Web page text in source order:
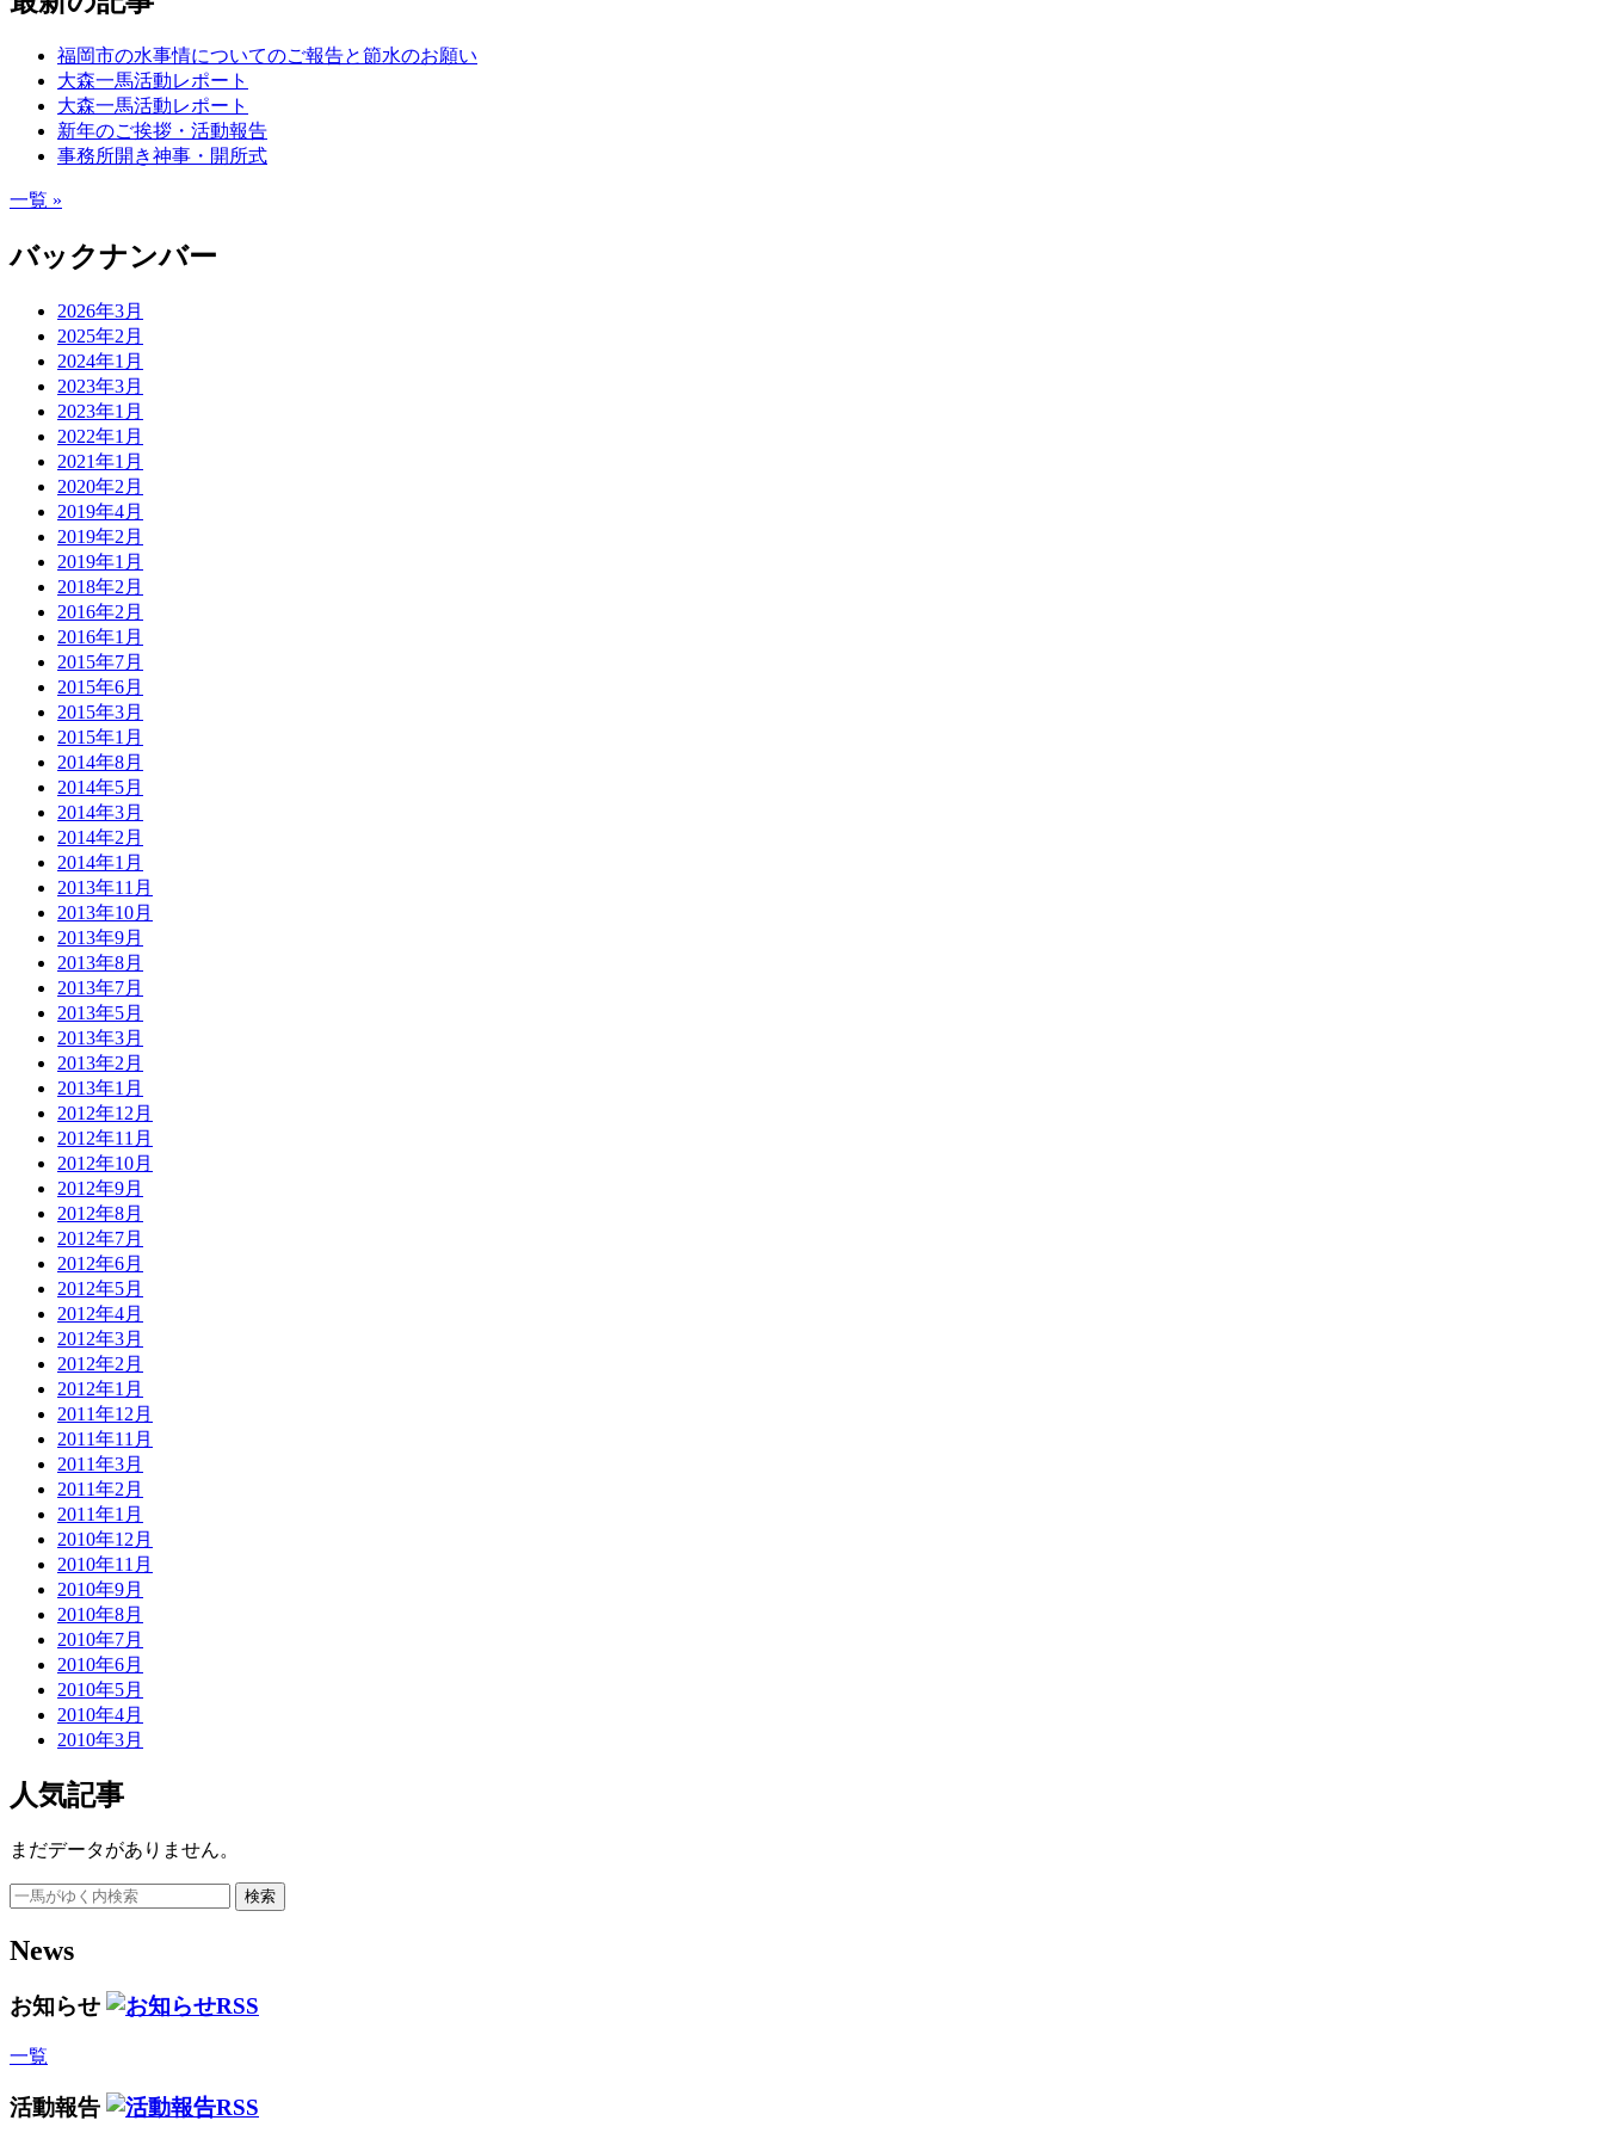
福岡市の水事情についてのご報告と節水のお願い
大森一馬活動レポート
大森一馬活動レポート
新年のご挨拶・活動報告
事務所開き神事・開所式
一覧 »
バックナンバー
2026年3月
2025年2月
2024年1月
2023年3月
2023年1月
2022年1月
2021年1月
2020年2月
2019年4月
2019年2月
2019年1月
2018年2月
2016年2月
2016年1月
2015年7月
2015年6月
2015年3月
2015年1月
2014年8月
2014年5月
2014年3月
2014年2月
2014年1月
2013年11月
2013年10月
2013年9月
2013年8月
2013年7月
2013年5月
2013年3月
2013年2月
2013年1月
2012年12月
2012年11月
2012年10月
2012年9月
2012年8月
2012年7月
2012年6月
2012年5月
2012年4月
2012年3月
2012年2月
2012年1月
2011年12月
2011年11月
2011年3月
2011年2月
2011年1月
2010年12月
2010年11月
2010年9月
2010年8月
2010年7月
2010年6月
2010年5月
2010年4月
2010年3月
人気記事
まだデータがありません。
検索
News
お知らせ
一覧
活動報告